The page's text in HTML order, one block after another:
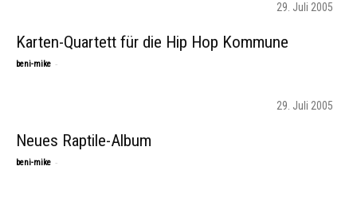
29. Juli 2005
Karten-Quartett für die Hip Hop Kommune
beni-mike -
29. Juli 2005
Neues Raptile-Album
beni-mike -